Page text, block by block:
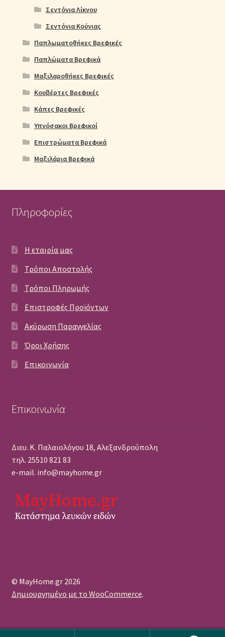
Σεντόνια Λίκνου
Σεντόνια Κούνιας
Παπλωματοθήκες Βρεφικές
Παπλώματα Βρεφικά
Μαξιλαροθήκες Βρεφικές
Κουβέρτες Βρεφικές
Κάπες Βρεφικές
Υπνόσακοι Βρεφικοί
Επιστρώματα Βρεφικά
Μαξιλάρια Βρεφικά
Πληροφορίες
Η εταιρία μας
Τρόποι Αποστολής
Τρόποι Πληρωμής
Επιστροφές Προϊόντων
Ακύρωση Παραγγελίας
Όροι Χρήσης
Επικοινωνία
Επικοινωνία
Διευ. Κ. Παλαιολόγου 18, Αλεξανδρούπολη
τηλ. 25510 821 83
e-mail. info@mayhome.gr
© MayHome.gr 2026
Δημιουργημένο με το WooCommerce.